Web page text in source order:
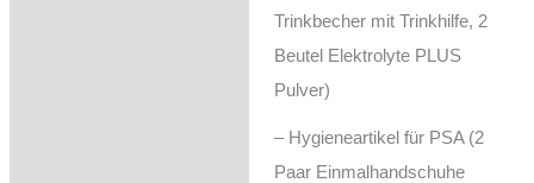
Trinkbecher mit Trinkhilfe, 2
Beutel Elektrolyte PLUS
Pulver)
– Hygieneartikel für PSA (2
Paar Einmalhandschuhe